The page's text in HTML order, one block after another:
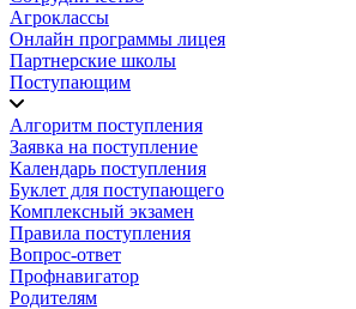
Агроклассы
Онлайн программы лицея
Партнерские школы
Поступающим
Алгоритм поступления
Заявка на поступление
Календарь поступления
Буклет для поступающего
Комплексный экзамен
Правила поступления
Вопрос-ответ
Профнавигатор
Родителям